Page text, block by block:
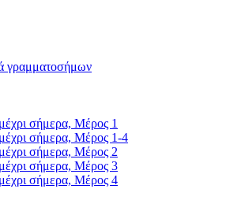
γραμματοσήμων
σήμερα, Μέρος 1
σήμερα, Μέρος 1-4
σήμερα, Μέρος 2
σήμερα, Μέρος 3
σήμερα, Μέρος 4